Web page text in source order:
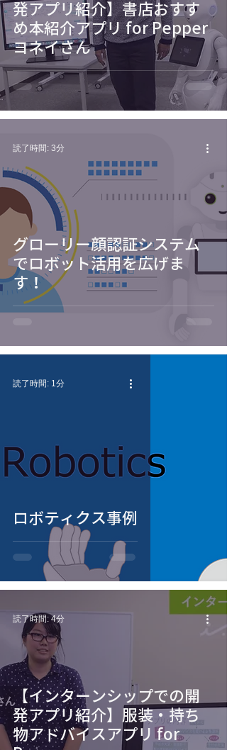
発アプリ紹介】書店おすす
め本紹介アプリ for Pepper
ヨネイさん
グローリー顔認証システム
でロボット活用を広げま
す！
読了時間: 3分
ロボティクス事例
読了時間: 1分
【インターンシップでの開
発アプリ紹介】服装・持ち
物アドバイスアプリ for
読了時間: 4分